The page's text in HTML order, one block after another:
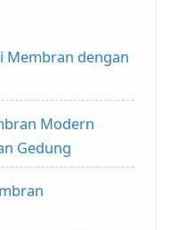
Membran dengan
Modern
Gedung